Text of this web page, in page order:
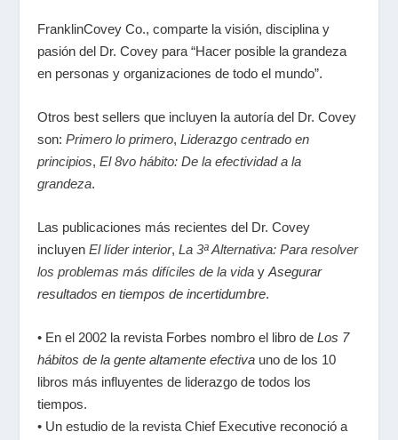
FranklinCovey Co., comparte la visión, disciplina y
pasión del Dr. Covey para “Hacer posible la grandeza
en personas y organizaciones de todo el mundo”.
Otros best sellers que incluyen la autoría del Dr. Covey
son:Primero lo primero,Liderazgo centrado en
principios,El 8vo hábito: De la efectividad a la
grandeza.
Las publicaciones más recientes del Dr. Covey
incluyenEl líder interior,La 3ª Alternativa: Para resolver
los problemas más difíciles de la vida yAsegurar
resultados en tiempos de incertidumbre.
• En el 2002 la revista Forbes nombro el libro deLos 7
hábitos de la gente altamente efectiva uno de los 10
libros más influyentes de liderazgo de todos los
tiempos.
• Un estudio de la revista Chief Executive reconoció a